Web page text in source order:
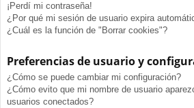
¡Perdí mi contraseña!
¿Por qué mi sesión de usuario expira
¿Cuál es la función de "Borrar cookies"?
Preferencias de usuario y
¿Cómo se puede cambiar mi configuración?
¿Cómo evito que mi nombre de usuario
usuarios conectados?